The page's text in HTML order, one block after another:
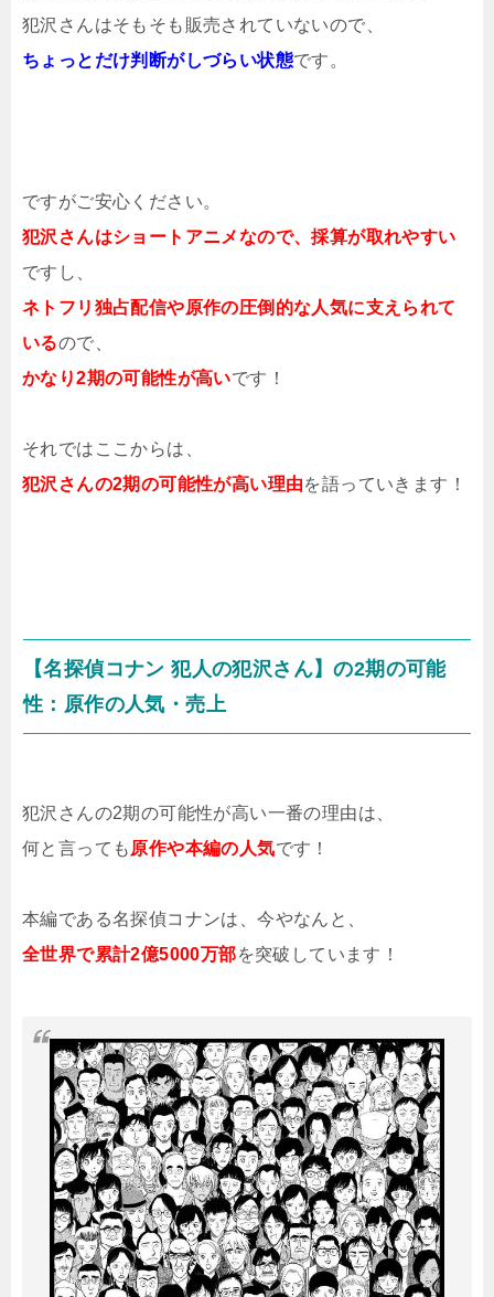
犯沢さんはそもそも販売されていないので、
ちょっとだけ判断がしづらい状態です。
ですがご安心ください。
犯沢さんはショートアニメなので、採算が取れやすい
ですし、
ネトフリ独占配信や原作の圧倒的な人気に支えられて
いるので、
かなり2期の可能性が高いです！
それではここからは、
犯沢さんの2期の可能性が高い理由を語っていきます！
【名探偵コナン 犯人の犯沢さん】の2期の可能
性：原作の人気・売上
犯沢さんの2期の可能性が高い一番の理由は、
何と言っても 原作や本編の人気です！
本編である名探偵コナンは、今やなんと、
全世界で累計2億5000万部を突破しています！